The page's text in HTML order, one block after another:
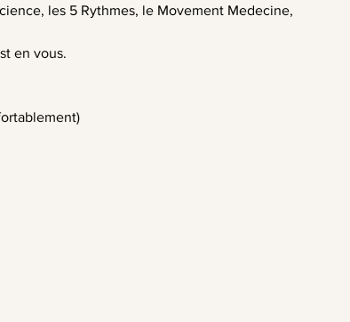
les 5 Rythmes, le Movement Medecine,
en vous.